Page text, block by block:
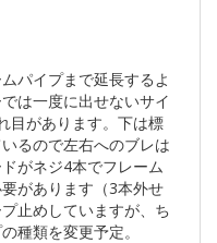
パイプまで延長するよ
は一度に出せないサイ
目があります。下は標
るので左右へのブレは
がネジ4本でフレーム
があります（3本外せ
止めしていますが、ち
種類を変更予定。